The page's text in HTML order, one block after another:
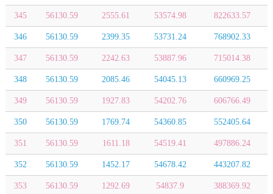
345 56130.59 2555.61 53574.98 822633.57
346 56130.59 2399.35 53731.24 768902.33
347 56130.59 2242.63 53887.96 715014.38
348 56130.59 2085.46 54045.13 660969.25
349 56130.59 1927.83 54202.76 606766.49
350 56130.59 1769.74 54360.85 552405.64
351 56130.59 1611.18 54519.41 497886.24
352 56130.59 1452.17 54678.42 443207.82
353 56130.59 1292.69 54837.9 388369.92